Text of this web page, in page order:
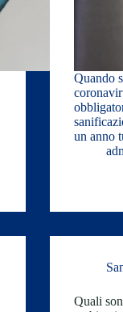
Quando
un anno
Quali